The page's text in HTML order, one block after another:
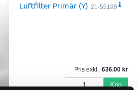
Luftfilter Primär (Y) 21-55199
Pris exkl. 636.00
Köp